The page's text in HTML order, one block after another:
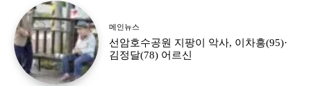
메인뉴스
선암호수공원 지팡이 악사, 이차흥(95)·
김정달(78) 어르신